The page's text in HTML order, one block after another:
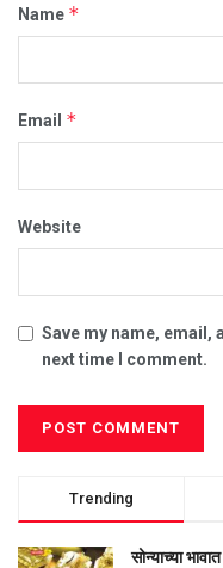
Name *
Email *
Website
Save my name, email,
next time I comment.
Trending
सोन्याच्या